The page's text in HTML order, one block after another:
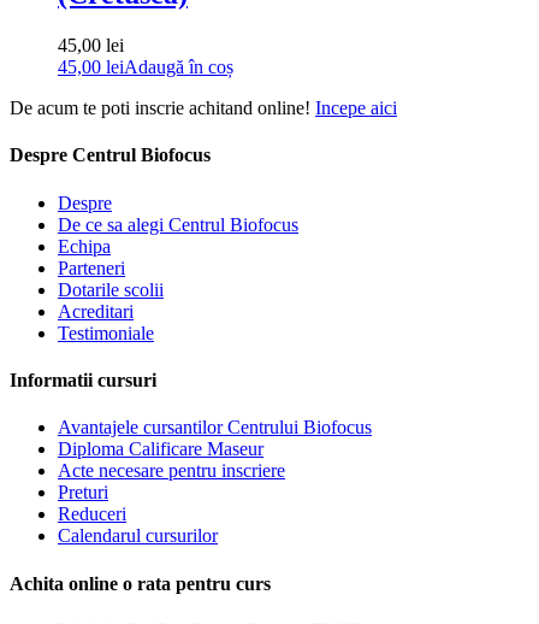
45,00 lei
45,00 leiAdaugă în coș
De acum te poti inscrie achitand online! Incepe aici
Despre Centrul Biofocus
Despre
De ce sa alegi Centrul Biofocus
Echipa
Parteneri
Dotarile scolii
Acreditari
Testimoniale
Informatii cursuri
Avantajele cursantilor Centrului Biofocus
Diploma Calificare Maseur
Acte necesare pentru inscriere
Preturi
Reduceri
Calendarul cursurilor
Achita online o rata pentru curs